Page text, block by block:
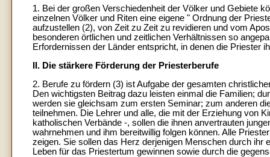
1. Bei der großen Verschiedenheit der Völker und Gebiete
einzelnen Völker und Riten eine eigene " Ordnung der
aufzustellen (2), von Zeit zu Zeit zu revidieren und vom
besonderen örtlichen und zeitlichen Verhältnissen so
Erfordernissen der Länder entspricht, in denen die Priester
II. Die stärkere Förderung der Priesterberufe
2. Berufe zu fördern (3) ist Aufgabe der gesamten
Den wichtigsten Beitrag dazu leisten einmal die Familien;
werden sie gleichsam zum ersten Seminar; zum anderen
teilnehmen. Die Lehrer und alle, die mit der Erziehung von
katholischen Verbände -, sollen die ihnen anvertrauten
wahrnehmen und ihm bereitwillig folgen können. Alle
zeigen. Sie sollen das Herz derjenigen Menschen durch
Leben für das Priestertum gewinnen sowie durch die